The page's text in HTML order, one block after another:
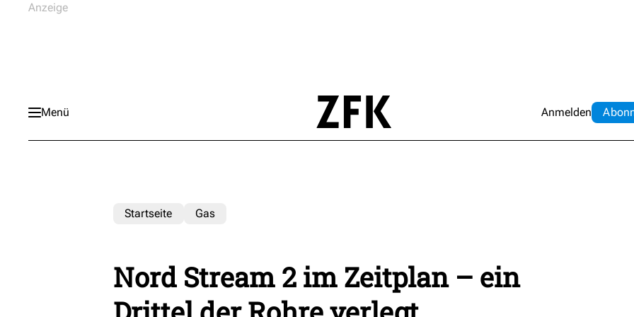
Menü Anmelden Abo
Startseite Gas
Nord Stream 2 im Zeitplan – ein